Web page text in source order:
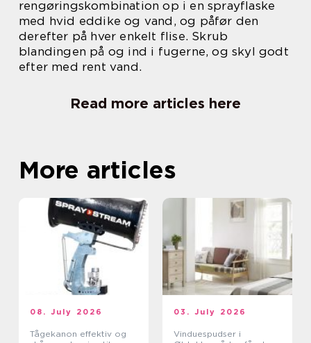
rengøringskombination op i en sprayflaske
med hvid eddike og vand, og påfør den
derefter på hver enkelt flise. Skrub
blandingen på og ind i fugerne, og skyl godt
efter med rent vand.
Read more articles here
More articles
08. July 2026
Tågekanon effektiv og
03. July 2026
Vinduespudser i